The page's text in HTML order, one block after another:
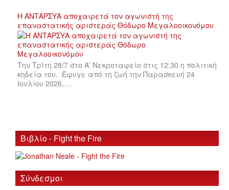
Η ΑΝΤΑΡΣΥΑ αποχαιρετά τον αγωνιστή της
επαναστατικής αριστεράς Θόδωρο Μεγαλοοικονόμου
Την Τρίτη 28/7 στο Α’ Νεκροταφείο στις 12:30 η πολιτική
κηδεία του. Έφυγε από τη ζωή την Παρασκευή 24
Ιουλίου 2026,…
Βιβλίο - Fight the Fire
Σύνδεσμοι